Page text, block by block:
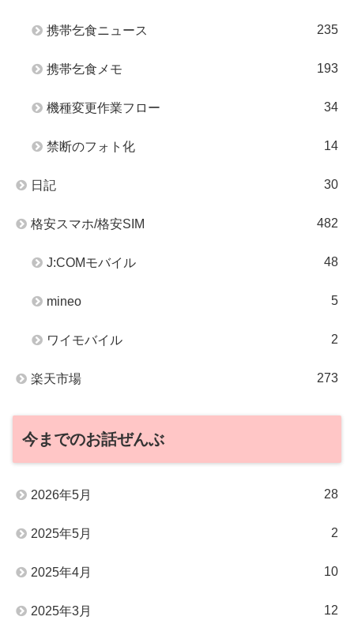
携帯乞食ニュース 235
携帯乞食メモ 193
機種変更作業フロー 34
禁断のフォト化 14
日記 30
格安スマホ/格安SIM 482
J:COMモバイル 48
mineo 5
ワイモバイル 2
楽天市場 273
今までのお話ぜんぶ
2026年5月 28
2025年5月 2
2025年4月 10
2025年3月 12